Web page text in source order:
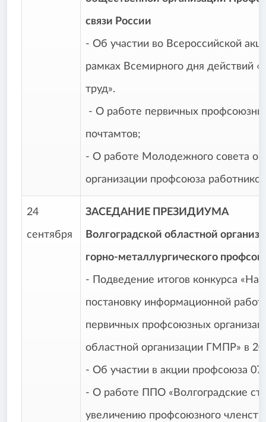
связи России
- Об участии во Всероссийской
рамках Всемирного дня действий
труд».
- О работе первичных
почтамтов;
- О работе Молодежного совета
организации профсоюза работников
24
сентября
ЗАСЕДАНИЕ ПРЕЗИДИУМА
Волгоградской областной
горно-металлургического
- Подведение итогов конкурса «На
постановку информационной
первичных профсоюзных
областной организации ГМПР» в
- Об участии в акции профсоюза 07
- О работе ППО «Волгоградские
увеличению профсоюзного